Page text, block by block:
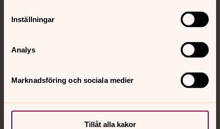
Inställningar
Analys
Marknadsföring och sociala medier
Tillåt alla kakor
Hitta snabbt